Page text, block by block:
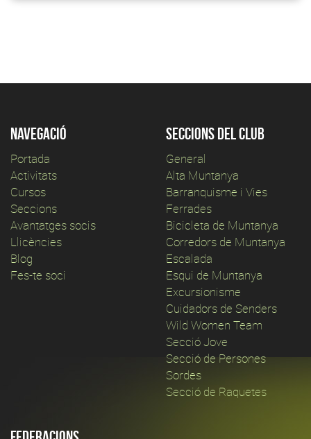
Navegació
Portada
Activitats
Cursos
Seccions
Avantatges socis
Llicències
Blog
Fes-te soci
Seccions del club
General
Alta Muntanya
Barranquisme i Vies
Ferrades
Bicicleta de Muntanya
Corredors de Muntanya
Escalada
Esqui de Muntanya
Excursionisme
Cuidadors de Senders
Wild Women Team
Secció Jove
Secció de Persones
Sordes
Secció de Raquetes